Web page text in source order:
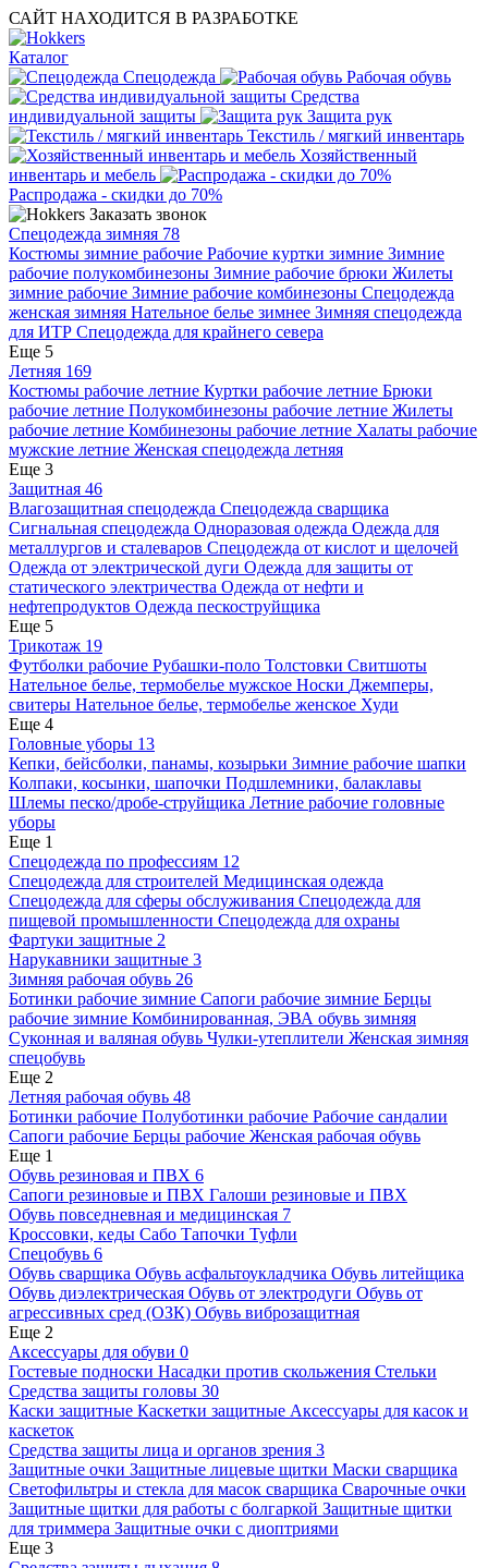
САЙТ НАХОДИТСЯ В РАЗРАБОТКЕ
Каталог
Спецодежда
Рабочая обувь
Средства
индивидуальной защиты
Защита рук
Текстиль / мягкий инвентарь
Хозяйственный
инвентарь и мебель
Распродажа - скидки до 70%
Заказать звонок
Спецодежда зимняя 78
Костюмы зимние рабочие Рабочие куртки зимние Зимние
рабочие полукомбинезоны Зимние рабочие брюки Жилеты
зимние рабочие Зимние рабочие комбинезоны Спецодежда
женская зимняя Нательное белье зимнее Зимняя спецодежда
для ИТР Спецодежда для крайнего севера
Еще 5
Летняя 169
Костюмы рабочие летние Куртки рабочие летние Брюки
рабочие летние Полукомбинезоны рабочие летние Жилеты
рабочие летние Комбинезоны рабочие летние Халаты рабочие
мужские летние Женская спецодежда летняя
Еще 3
Защитная 46
Влагозащитная спецодежда Спецодежда сварщика
Сигнальная спецодежда Одноразовая одежда Одежда для
металлургов и сталеваров Спецодежда от кислот и щелочей
Одежда от электрической дуги Одежда для защиты от
статического электричества Одежда от нефти и
нефтепродуктов Одежда пескоструйщика
Еще 5
Трикотаж 19
Футболки рабочие Рубашки-поло Толстовки Свитшоты
Нательное белье, термобелье мужское Носки Джемперы,
свитеры Нательное белье, термобелье женское Худи
Еще 4
Головные уборы 13
Кепки, бейсболки, панамы, козырьки Зимние рабочие шапки
Колпаки, косынки, шапочки Подшлемники, балаклавы
Шлемы песко/дробе-струйщика Летние рабочие головные
уборы
Еще 1
Спецодежда по профессиям 12
Спецодежда для строителей Медицинская одежда
Спецодежда для сферы обслуживания Спецодежда для
пищевой промышленности Спецодежда для охраны
Фартуки защитные 2
Нарукавники защитные 3
Зимняя рабочая обувь 26
Ботинки рабочие зимние Сапоги рабочие зимние Берцы
рабочие зимние Комбинированная, ЭВА обувь зимняя
Суконная и валяная обувь Чулки-утеплители Женская зимняя
спецобувь
Еще 2
Летняя рабочая обувь 48
Ботинки рабочие Полуботинки рабочие Рабочие сандалии
Сапоги рабочие Берцы рабочие Женская рабочая обувь
Еще 1
Обувь резиновая и ПВХ 6
Сапоги резиновые и ПВХ Галоши резиновые и ПВХ
Обувь повседневная и медицинская 7
Кроссовки, кеды Сабо Тапочки Туфли
Спецобувь 6
Обувь сварщика Обувь асфальтоукладчика Обувь литейщика
Обувь диэлектрическая Обувь от электродуги Обувь от
агрессивных сред (ОЗК) Обувь виброзащитная
Еще 2
Аксессуары для обуви 0
Гостевые подноски Насадки против скольжения Стельки
Средства защиты головы 30
Каски защитные Каскетки защитные Аксессуары для касок и
каскеток
Средства защиты лица и органов зрения 3
Защитные очки Защитные лицевые щитки Маски сварщика
Светофильтры и стекла для масок сварщика Сварочные очки
Защитные щитки для работы с болгаркой Защитные щитки
для триммера Защитные очки с диоптриями
Еще 3